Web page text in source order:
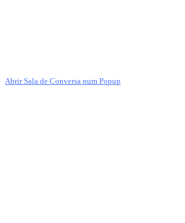
Abrir Sala de Conversa num Popup